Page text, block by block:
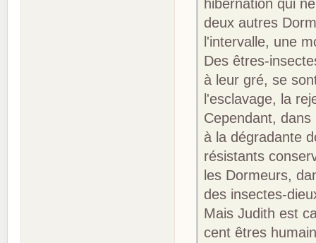
hibernation qui
deux autres
l'intervalle, une
Des êtres-
à leur gré, se
l'esclavage, la
Cependant,
à la dégradante
résistants
les Dormeurs,
des insectes-
Mais Judith est
cent êtres